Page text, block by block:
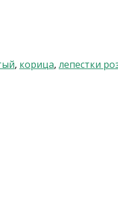
, корица, лепестки